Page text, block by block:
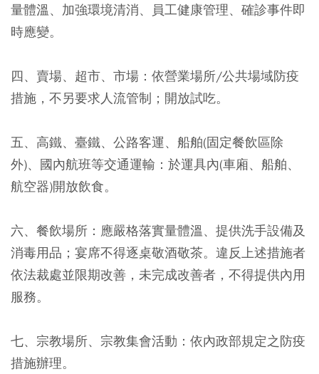
量體溫、加強環境清消、員工健康管理、確診事件即
時應變。
四、賣場、超市、市場：依營業場所/公共場域防疫
措施，不另要求人流管制；開放試吃。
五、高鐵、臺鐵、公路客運、船舶(固定餐飲區除
外)、國內航班等交通運輸：於運具內(車廂、船舶、
航空器)開放飲食。
六、餐飲場所：應嚴格落實量體溫、提供洗手設備及
消毒用品；宴席不得逐桌敬酒敬茶。違反上述措施者
依法裁處並限期改善，未完成改善者，不得提供內用
服務。
七、宗教場所、宗教集會活動：依內政部規定之防疫
措施辦理。